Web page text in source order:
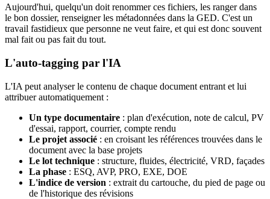
Aujourd'hui, quelqu'un doit renommer ces fichiers, les ranger dans
le bon dossier, renseigner les métadonnées dans la GED. C'est un
travail fastidieux que personne ne veut faire, et qui est donc souvent
mal fait ou pas fait du tout.
L'auto-tagging par l'IA
L'IA peut analyser le contenu de chaque document entrant et lui
attribuer automatiquement :
Un type documentaire : plan d'exécution, note de calcul, PV
d'essai, rapport, courrier, compte rendu
Le projet associé : en croisant les références trouvées dans le
document avec la base projets
Le lot technique : structure, fluides, électricité, VRD, façades
La phase : ESQ, AVP, PRO, EXE, DOE
L'indice de version : extrait du cartouche, du pied de page ou
de l'historique des révisions